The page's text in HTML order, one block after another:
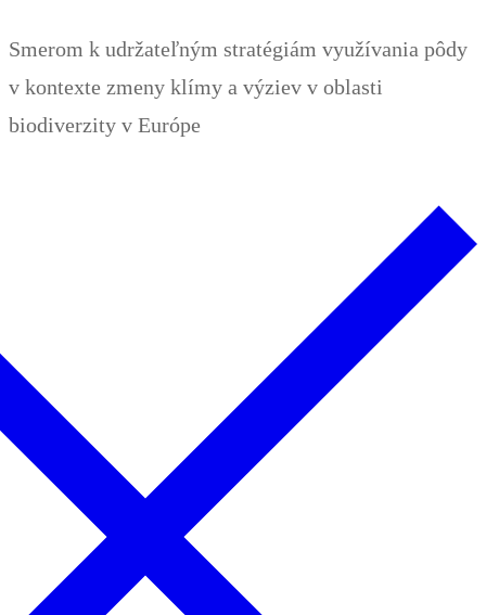
Inhalt
springen
Smerom k udržateľným stratégiám využívania pôdy
v kontexte zmeny klímy a výziev v oblasti
biodiverzity v Európe